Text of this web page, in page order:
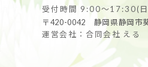
受付時間 9:00～17:30(
〒420-0042 静岡県静岡市
運営会社：合同会社 える